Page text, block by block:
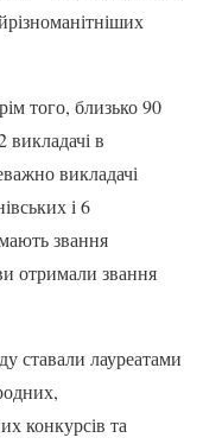
того, близько 90
викладачі в
викладачі
і 6
звання
отримали звання
ставали лауреатами
конкурсів та